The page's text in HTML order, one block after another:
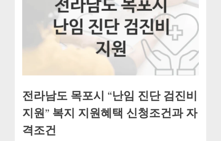
전라남도 목포시 “난임 진단 검진비
지원” 복지 지원혜택 신청조건과 자
격조건